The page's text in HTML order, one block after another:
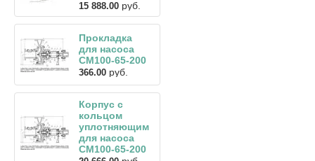
15 888.00 руб.
Прокладка
для насоса
СМ100-65-200
366.00 руб.
Корпус с
кольцом
уплотняющим
для насоса
СМ100-65-200